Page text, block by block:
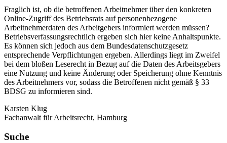
Fraglich ist, ob die betroffenen Arbeitnehmer über den konkreten
Online-Zugriff des Betriebsrats auf personenbezogene
Arbeitnehmerdaten des Arbeitgebers informiert werden müssen?
Betriebsverfassungsrechtlich ergeben sich hier keine Anhaltspunkte.
Es können sich jedoch aus dem Bundesdatenschutzgesetz
entsprechende Verpflichtungen ergeben. Allerdings liegt im Zweifel
bei dem bloßen Leserecht in Bezug auf die Daten des Arbeitsgebers
eine Nutzung und keine Änderung oder Speicherung ohne Kenntnis
des Arbeitnehmers vor, sodass die Betroffenen nicht gemäß § 33
BDSG zu informieren sind.
Karsten Klug
Fachanwalt für Arbeitsrecht, Hamburg
Suche